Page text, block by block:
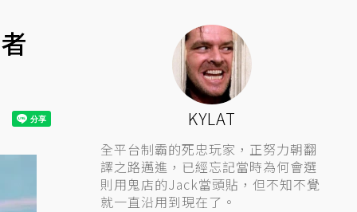
KYLAT
全平台制霸的死忠玩家，正努力朝翻
譯之路邁進，已經忘記當時為何會選
則用鬼店的Jack當頭貼，但不知不覺
就一直沿用到現在了。